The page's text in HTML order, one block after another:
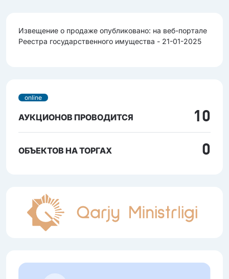
Извещение о продаже опубликовано: на веб-портале
Реестра государственного имущества - 21-01-2025
online
АУКЦИОНОВ ПРОВОДИТСЯ 10
ОБЪЕКТОВ НА ТОРГАХ 0